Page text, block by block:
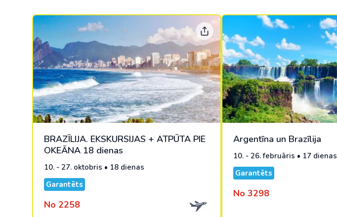
BRAZĪLIJA. EKSKURSIJAS + ATPŪTA PIE
OKEĀNA 18 dienas
10. - 27. oktobris • 18 dienas
Garantēts
No 2258
Argentīna un Brazīlija
10. - 26. februāris • 17 dienas
Garantēts
No 3298